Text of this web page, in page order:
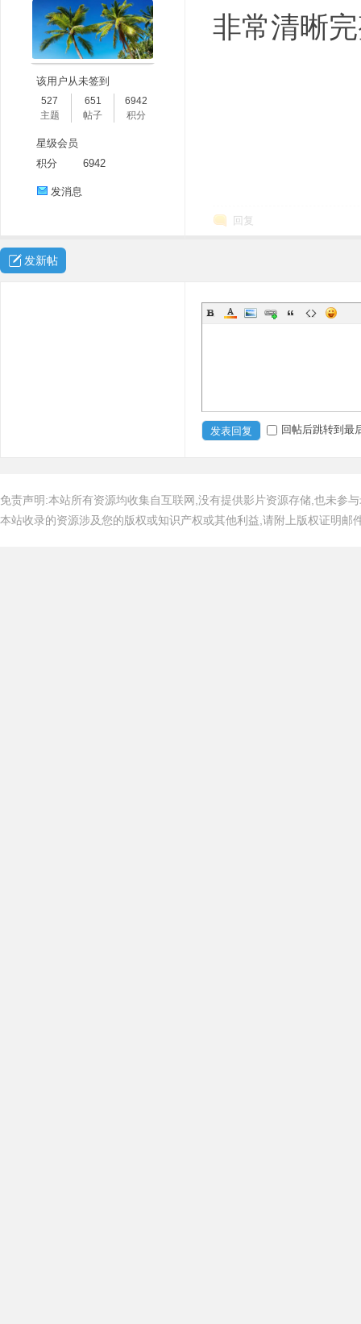
该用户从未签到
527
主题
651
帖子
6942
积分
星级会员
积分
6942
发消息
非常清晰
回复
发新帖
发表回复 回帖后跳转到最
免责声明:本站所有资源均收集自互联网,没有提供影片资源存储,也未参
本站收录的资源涉及您的版权或知识产权或其他利益,请附上版权证明